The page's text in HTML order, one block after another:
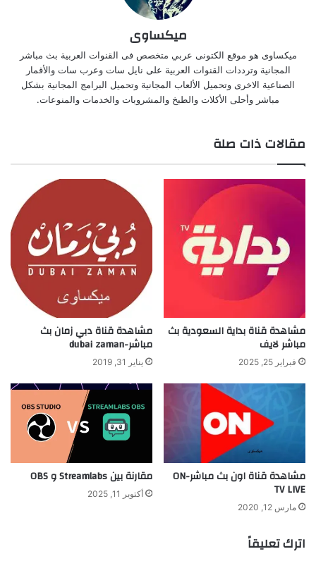
ميكساوى
ميكساوى هو موقع الكتونى عربي متخصص فى القنوات العربية بث مباشر
المجانية وترددات القنوات العربية على نايل سات وعرب سات والأقمار
الصناعية الاخرى وتحميل الألعاب المجانية وتحميل البرامج المجانية بشكل
مباشر وأحلى الأكلات والطبخ والمشروبات والخدمات والمنوعات.
مقالات ذات صلة
مشاهدة قناة بداية السعودية بث
مباشر لايف
فبراير 25, 2025
مشاهدة قناة دبي زمان بث
مباشر-dubai zaman
يناير 31, 2019
مشاهدة قناة اون بث مباشر-ON
TV LIVE
مارس 12, 2020
مقارنة بين Streamlabs و OBS
أكتوبر 11, 2025
اترك تعليقاً